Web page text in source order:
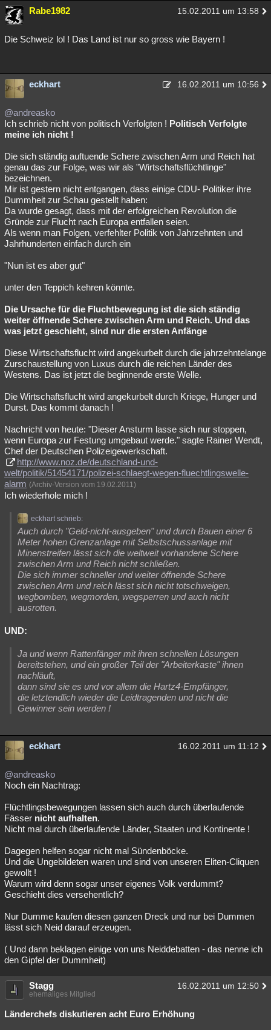
Rabe1982 15.02.2011 um 13:58
Die Schweiz lol ! Das Land ist nur so gross wie Bayern !
eckhart 16.02.2011 um 10:56
@andreasko
Ich schrieb nicht von politisch Verfolgten ! Politisch Verfolgte
meine ich nicht !
Die sich ständig auftuende Schere zwischen Arm und Reich hat
genau das zur Folge, was wir als "Wirtschaftsflüchtlinge"
bezeichnen.
Mir ist gestern nicht entgangen, dass einige CDU- Politiker ihre
Dummheit zur Schau gestellt haben:
Da wurde gesagt, dass mit der erfolgreichen Revolution die
Gründe zur Flucht nach Europa entfallen seien.
Als wenn man Folgen, verfehlter Politik von Jahrzehnten und
Jahrhunderten einfach durch ein
"Nun ist es aber gut"
unter den Teppich kehren könnte.
Die Ursache für die Fluchtbewegung ist die sich ständig
weiter öffnende Schere zwischen Arm und Reich. Und das
was jetzt geschieht, sind nur die ersten Anfänge
Diese Wirtschaftsflucht wird angekurbelt durch die jahrzehntelange
Zurschaustellung von Luxus durch die reichen Länder des
Westens. Das ist jetzt die beginnende erste Welle.
Die Wirtschaftsflucht wird angekurbelt durch Kriege, Hunger und
Durst. Das kommt danach !
Nachricht von heute: "Dieser Ansturm lasse sich nur stoppen,
wenn Europa zur Festung umgebaut werde." sagte Rainer Wendt,
Chef der Deutschen Polizeigewerkschaft.
http://www.noz.de/deutschland-und-
welt/politik/51454171/polizei-schlaegt-wegen-fluechtlingswelle-
alarm (Archiv-Version vom 19.02.2011)
Ich wiederhole mich !
eckhart schrieb:
Auch durch "Geld-nicht-ausgeben" und durch Bauen einer 6
Meter hohen Grenzanlage mit Selbstschussanlage mit
Minenstreifen lässt sich die weltweit vorhandene Schere
zwischen Arm und Reich nicht schließen.
Die sich immer schneller und weiter öffnende Schere
zwischen Arm und reich lässt sich nicht totschweigen,
wegbomben, wegmorden, wegsperren und auch nicht
ausrotten.
UND:
Ja und wenn Rattenfänger mit ihren schnellen Lösungen
bereitstehen, und ein großer Teil der "Arbeiterkaste" ihnen
nachläuft,
dann sind sie es und vor allem die Hartz4-Empfänger,
die letztendlich wieder die Leidtragenden und nicht die
Gewinner sein werden !
eckhart 16.02.2011 um 11:12
@andreasko
Noch ein Nachtrag:
Flüchtlingsbewegungen lassen sich auch durch überlaufende
Fässer nicht aufhalten.
Nicht mal durch überlaufende Länder, Staaten und Kontinente !
Dagegen helfen sogar nicht mal Sündenböcke.
Und die Ungebildeten waren und sind von unseren Eliten-Cliquen
gewollt !
Warum wird denn sogar unser eigenes Volk verdummt?
Geschieht dies versehentlich?
Nur Dumme kaufen diesen ganzen Dreck und nur bei Dummen
lässt sich Neid darauf erzeugen.
( Und dann beklagen einige von uns Neiddebatten - das nenne ich
den Gipfel der Dummheit)
Stagg 16.02.2011 um 12:50
ehemaliges Mitglied
Länderchefs diskutieren acht Euro Erhöhung